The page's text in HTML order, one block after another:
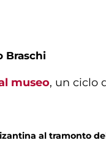
Braschi
museo, un ciclo
al tramonto